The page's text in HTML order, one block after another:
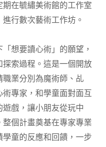
在毓繡美術館的工作室
行數次藝術工作坊。
想要讀心術」的願望，
探索過程。這是一個開放
職業分別為魔術師、乩
專家，和學童面對面互
戲，讓小朋友從玩中
個計畫奠基在專家專業
童的反應和回饋，一步